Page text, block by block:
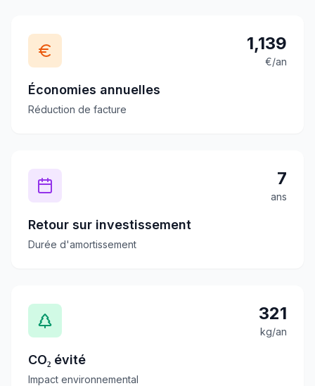
1,139
€/an
Économies annuelles
Réduction de facture
7
ans
Retour sur investissement
Durée d'amortissement
321
kg/an
CO₂ évité
Impact environnemental